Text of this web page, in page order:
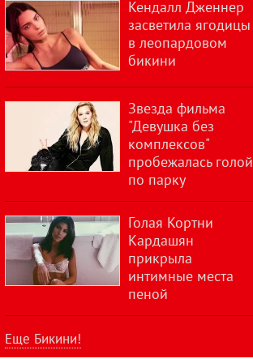
Кендалл Дженнер
засветила ягодицы
в леопардовом
бикини
Звезда фильма
"Девушка без
комплексов"
пробежалась голой
по парку
Голая Кортни
Кардашян
прикрыла
интимные места
пеной
Еще Бикини!